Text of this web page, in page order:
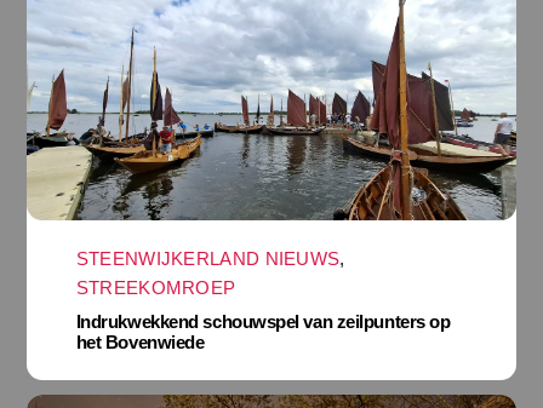
STEENWIJKERLAND NIEUWS,
STREEKOMROEP
Indrukwekkend schouwspel van zeilpunters op
het Bovenwiede